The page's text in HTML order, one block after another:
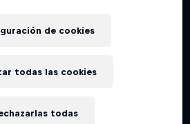
de cookies
todas
todas las cookies